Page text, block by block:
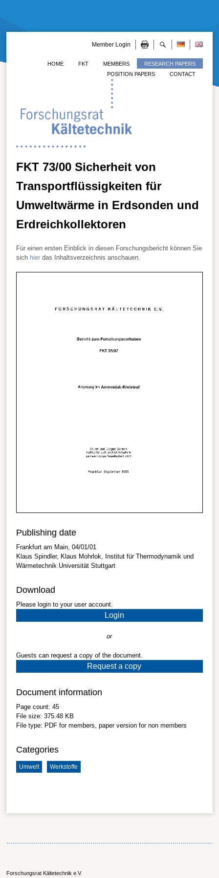
Member Login
HOME FKT MEMBERS
RESEARCH PAPERS
POSITION PAPERS
CONTACT
FKT 73/00 Sicherheit von
Transportflüssigkeiten für
Umweltwärme in Erdsonden und
Erdreichkollektoren
Für einen ersten Einblick in diesen Forschungsbericht können Sie
sich hier das Inhaltsverzeichnis anschauen.
Publishing date
Frankfurt am Main, 04/01/01
Klaus Spindler, Klaus Mohrlok, Institut für Thermodynamik und
Wärmetechnik Universität Stuttgart
Download
Please login to your user account.
Login
or
Guests can request a copy of the document.
Request a copy
Document information
Page count:45
File size:375.48 KB
File type: PDF for members, paper version for non members
Categories
Umwelt Werkstoffe
Forschungsrat Kältetechnik e.V.